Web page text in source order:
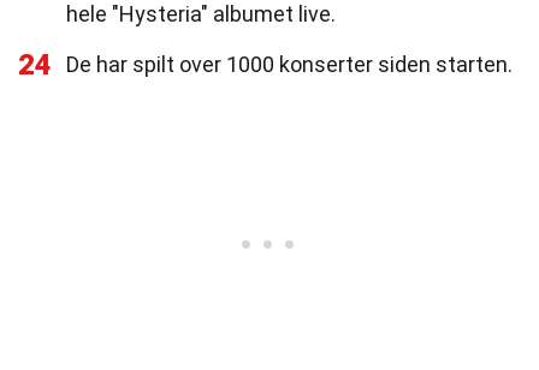
hele "Hysteria" albumet live.
24 De har spilt over 1000 konserter siden starten.